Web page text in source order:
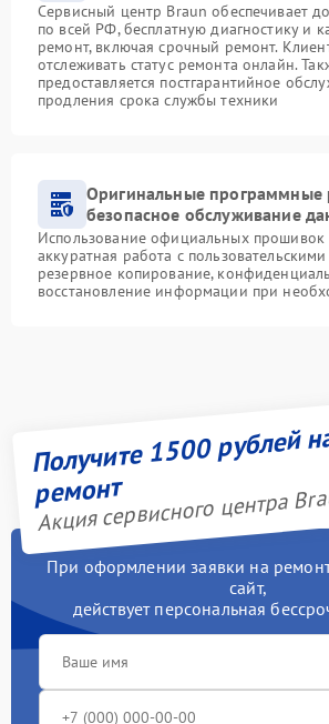
Сервисный центр Braun обеспечивает
по всей РФ, бесплатную диагностику и
ремонт, включая срочный ремонт.
отслеживать статус ремонта онлайн.
предоставляется постгарантийное
продления срока службы техники
Оригинальные программные
безопасное обслуживание
Использование официальных прошивок
аккуратная работа с
резервное копирование,
восстановление информации при
Получите 1500 рублей
ремонт
Акция сервисного центра
При оформлении заявки на
сайт,
действует персональная